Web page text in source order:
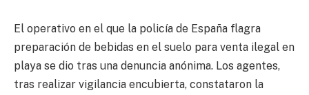
El operativo en el que la policía de España flagra
preparación de bebidas en el suelo para venta ilegal en
playa se dio tras una denuncia anónima. Los agentes,
tras realizar vigilancia encubierta, constataron la